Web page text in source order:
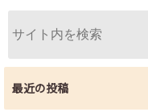
最近の投稿